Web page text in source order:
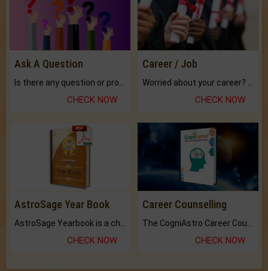
Ask A Question
CHECK NOW
Career / Job
CHECK NOW
AstroSage Year Book
CHECK NOW
Career Counselling
CHECK NOW